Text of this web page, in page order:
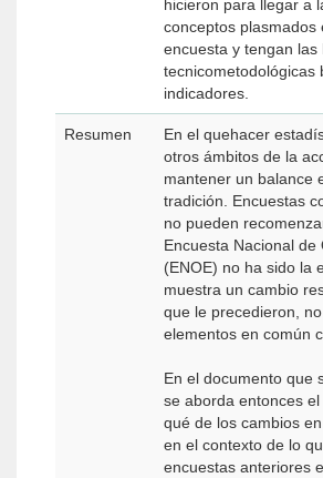
hicieron para llegar a
conceptos plasmados
encuesta y tengan las
tecnicometodológicas
indicadores.
Resumen
En el quehacer
otros ámbitos de la
mantener un balance
tradición. Encuestas
no pueden
Encuesta Nacional
(ENOE) no ha sido la
muestra un cambio
que le precedieron,
elementos en común
En el documento que
se aborda entonces
qué de los cambios
en el contexto de lo
encuestas anteriores